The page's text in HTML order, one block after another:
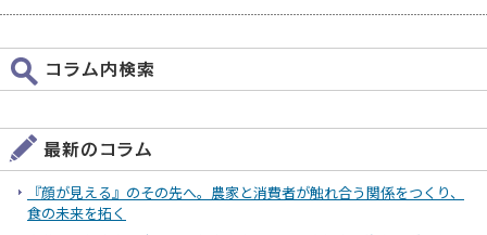
『顔が見える』のその先へ。農家と消費者が触れ合う関係をつくり、
食の未来を拓く